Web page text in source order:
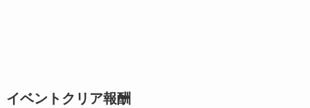
イベントクリア報酬